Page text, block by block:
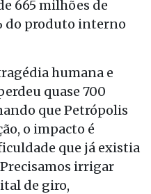
665 milhões de
do produto interno
humana e
quase 700
que Petrópolis
o impacto é
que já existia
irrigar
de giro,